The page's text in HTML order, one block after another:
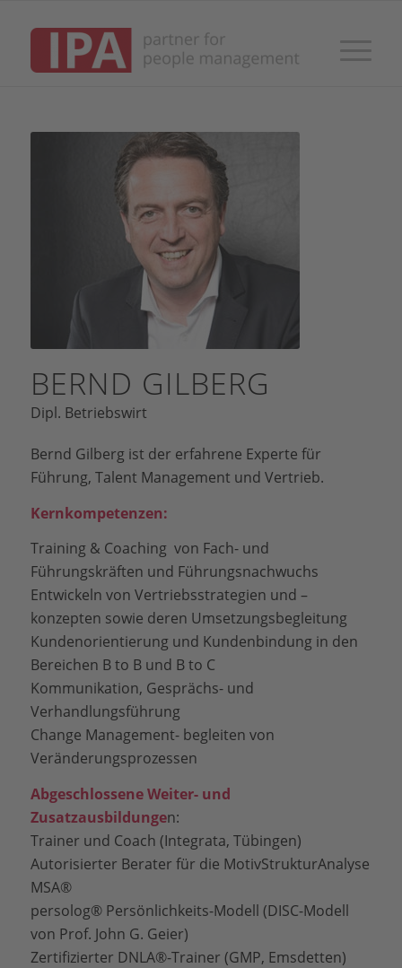
BERND GILBERG
Dipl. Betriebswirt
Bernd Gilberg ist der erfahrene Experte für
Führung, Talent Management und Vertrieb.
Kernkompetenzen:
Training & Coaching von Fach- und
Führungskräften und Führungsnachwuchs
Entwickeln von Vertriebsstrategien und –
konzepten sowie deren Umsetzungsbegleitung
Kundenorientierung und Kundenbindung in den
Bereichen B to B und B to C
Kommunikation, Gesprächs- und
Verhandlungsführung
Change Management- begleiten von
Veränderungsprozessen
Abgeschlossene Weiter- und
Zusatzausbildungen:
Trainer und Coach (Integrata, Tübingen)
Autorisierter Berater für die MotivStrukturAnalyse
MSA®
persolog® Persönlichkeits-Modell (DISC-Modell
von Prof. John G. Geier)
Zertifizierter DNLA®-Trainer (GMP, Emsdetten)